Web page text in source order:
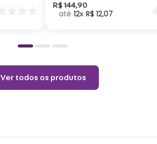
R$ 144,90
12 R$ 12,07
Ver todos os produtos